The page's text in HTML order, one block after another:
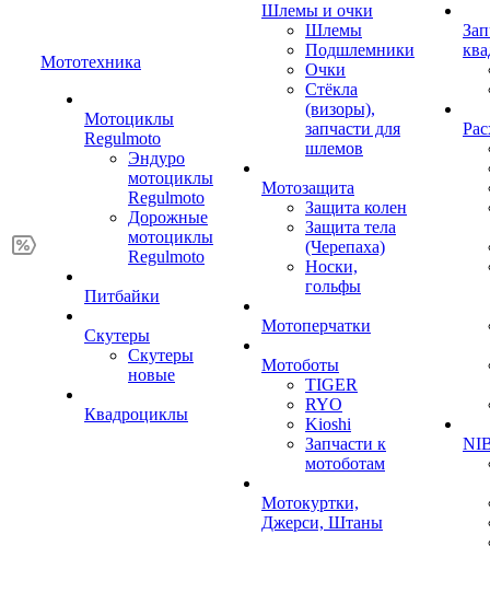
Мототехника
Мотоциклы
Regulmoto
Эндуро
мотоциклы
Regulmoto
Дорожные
мотоциклы
Regulmoto
Питбайки
Скутеры
Скутеры
новые
Квадроциклы
Шлемы и очки
Шлемы
Подшлемники
Очки
Стёкла
(визоры),
запчасти для
шлемов
Мотозащита
Защита колен
Защита тела
(Черепаха)
Носки,
гольфы
Мотоперчатки
Мотоботы
TIGER
RYO
Kioshi
Запчасти к
мотоботам
Мотокуртки,
Джерси, Штаны